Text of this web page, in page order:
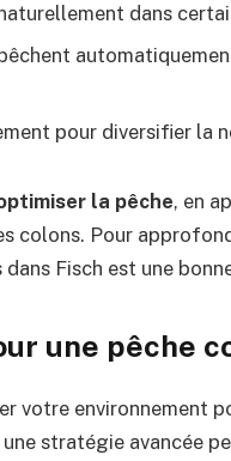
dans
pour diversifier la
la pêche, en
colons. Pour
Fisch est une
une pêche
votre environnement
stratégie avancée